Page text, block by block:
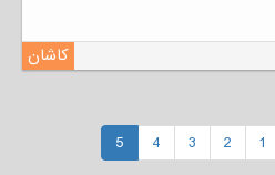
کاشان
1
2
3
4
5